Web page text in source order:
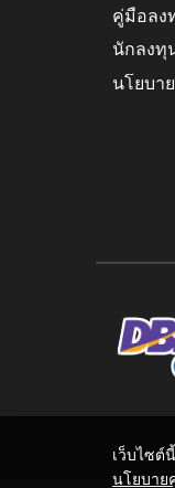
คู่มือลง
นักลงทุ
นโยบา
เว็บไซต์
นโยบาย